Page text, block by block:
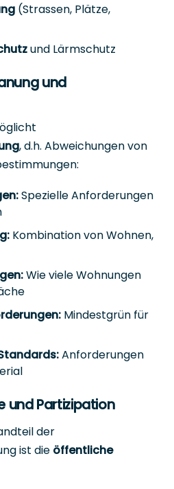
(Strassen, Plätze,
und Lärmschutz
und
, d.h. Abweichungen von
Spezielle Anforderungen
Kombination von Wohnen,
Wie viele Wohnungen
Mindestgrün für
Anforderungen
und Partizipation
der
ist die öffentliche